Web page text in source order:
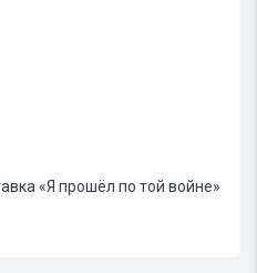
«Я прошёл по той войне»